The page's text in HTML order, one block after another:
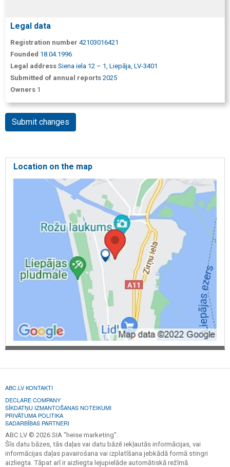
Legal data
Registration number 42103016421
Founded 18.04.1996
Legal address Siena iela 12 – 1, Liepāja, LV-3401
Submitted of annual reports 2025
Owners 1
Submit changes
Location on the map
ABC.LV KONTAKTI
DECLARE COMPANY
SĪKDATŅU IZMANTOŠANAS NOTEIKUMI
PRIVĀTUMA POLITIKA
SADARBĪBAS PARTNERI
ABC.LV © 2026 SIA "heise marketing".
Šīs datu bāzes, tās daļas vai datu bāzē iekļautās informācijas, vai
informācijas daļas pavairošana vai izplatīšana jebkādā formā stingri
aizliegta. Tāpat arī ir aizliegta lejupielāde automātiskā režīmā.